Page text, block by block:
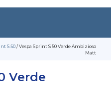
S 50/ Vespa Sprint S 50 Verde Ambizioso
Matt
Verde